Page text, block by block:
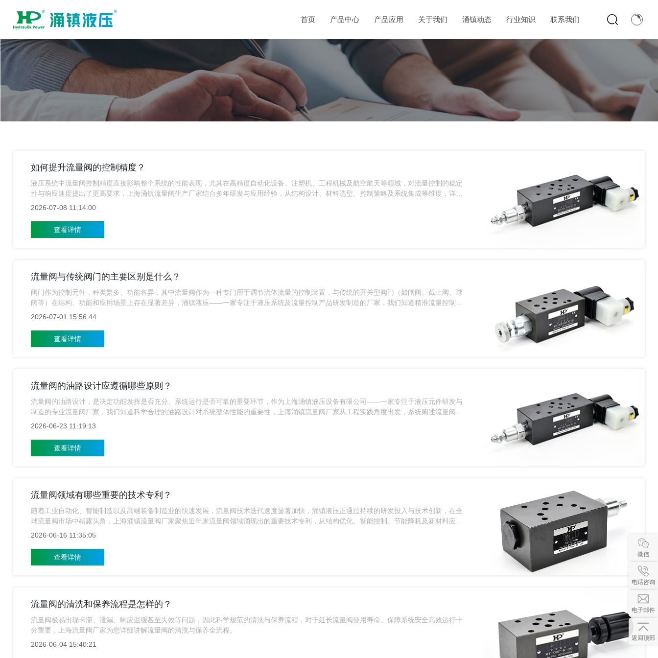
首页 产品中心 产品应用 关于我们 涌镇动态 行业知识 联系我们
如何提升流量阀的控制精度？
液压系统中流量阀控制精度直接影响整个系统的性能表现，尤其在高精度自动化设备、注塑机、工程机械及航空航天等领域，对流量控制的稳定
性与响应速度提出了更高要求，上海涌镇流量阀生产厂家结合多年研发与应用经验，从结构设计、材料选型、控制策略及系统集成等维度，详细
探讨如何有效提升流量阀的控制精度。
2026-07-08 11:14:00
查看详情
流量阀与传统阀门的主要区别是什么？
阀门作为控制元件，种类繁多、功能各异，其中流量阀作为一种专门用于调节流体流量的控制装置，与传统的开关型阀门（如闸阀、截止阀、球
阀等）在结构、功能和应用场景上存在显著差异，涌镇液压——一家专注于液压系统及流量控制产品研发制造的厂家，我们知道精准流量控制对
系统效率、能耗及稳定性的重要性，上海涌镇流量阀生产厂家从多个维度详细讲解流量阀与传统阀门之间的主要区别。
2026-07-01 15:56:44
查看详情
流量阀的油路设计应遵循哪些原则？
流量阀的油路设计，是决定功能发挥是否充分、系统运行是否可靠的重要环节，作为上海涌镇液压设备有限公司——一家专注于液压元件研发与
制造的专业流量阀厂家，我们知道科学合理的油路设计对系统整体性能的重要性，上海涌镇流量阀厂家从工程实践角度出发，系统阐述流量阀油
路设计应遵循的核心原则。
2026-06-23 11:19:13
查看详情
流量阀领域有哪些重要的技术专利？
随着工业自动化、智能制造以及高端装备制造业的快速发展，流量阀技术迭代速度显著加快，涌镇液压正通过持续的研发投入与技术创新，在全
球流量阀市场中崭露头角，上海涌镇流量阀厂家聚焦近年来流量阀领域涌现出的重要技术专利，从结构优化、智能控制、节能降耗及新材料应用
等多个维度进行梳理与分析。
2026-06-16 11:35:05
查看详情
流量阀的清洗和保养流程是怎样的？
流量阀极易出现卡滞、泄漏、响应迟缓甚至失效等问题，因此科学规范的清洗与保养流程，对于延长流量阀使用寿命、保障系统安全高效运行十
分重要，上海流量阀厂家为您详细讲解流量阀的清洗与保养全流程。
2026-06-04 15:40:21
微信
电话咨询
电子邮件
返回顶部